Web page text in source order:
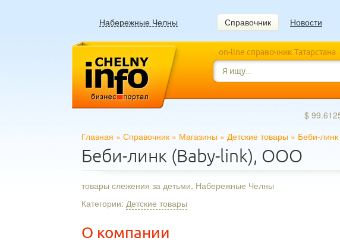
Набережные Челны Справочник Новости
on-line справочник Татарстана
$
Главная » Справочник » Магазины » Детские товары » Беби-линк
Беби-линк (Baby-link), ООО
товары слежения за детьми, Набережные Челны
Категории: Детские товары
О компании